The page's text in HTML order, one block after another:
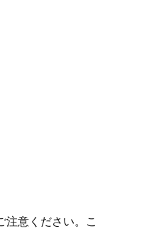
注意ください。こ